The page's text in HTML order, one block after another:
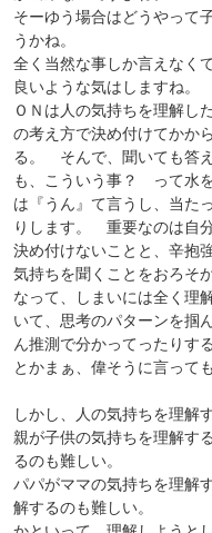
そーゆう場合はどうやって
うかね。
全く当然な事しか言えなく
良いような気はしますね。
ＯＮは人の気持ちを理解
の考え方で決め付けてかか
る。 そんで、聞いても答
も、こういう事？ って水
は『うん』て言うし、当た
りします。 重要なのは自
決め付けないことと、辛抱
気持ちを聞くことをおろそ
なって、しまいには全く理
いて、思考のパターンを掴
ん推測で分かってったりす
とかまぁ、偉そうに言って
しかし、人の気持ちを理解
親が子供の気持ちを理解す
るのも難しい。
パパがママの気持ちを理解
解するのも難しい。